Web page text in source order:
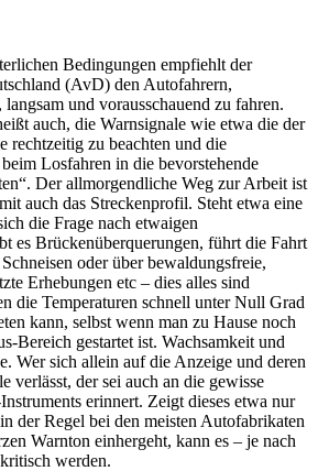
Bedingungen empfiehlt der
(AvD) den Autofahrern,
und vorausschauend zu fahren.
auch, die Warnsignale wie etwa die der
rechtzeitig zu beachten und die
Losfahren in die bevorstehende
Der allmorgendliche Weg zur Arbeit ist
auch das Streckenprofil. Steht etwa eine
die Frage nach etwaigen
es Brückenüberquerungen, führt die Fahrt
oder über bewaldungsfreie,
Erhebungen etc – dies alles sind
die Temperaturen schnell unter Null Grad
kann, selbst wenn man zu Hause noch
Bereich gestartet ist. Wachsamkeit und
Wer sich allein auf die Anzeige und deren
verlässt, der sei auch an die gewisse
erinnert. Zeigt dieses etwa nur
der Regel bei den meisten Autofabrikaten
Warnton einhergeht, kann es – je nach
werden.